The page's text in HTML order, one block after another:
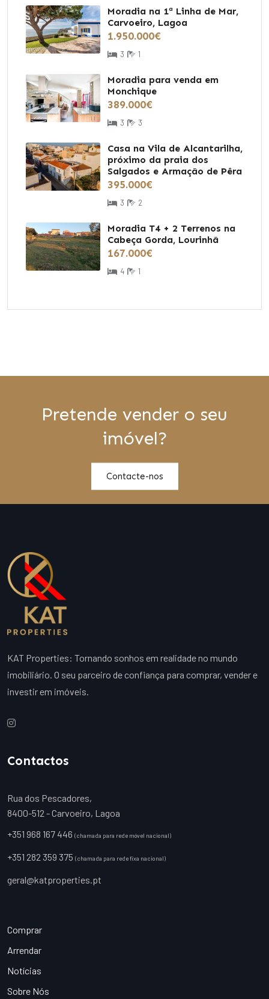
Moradia na 1ª Linha de Mar,
Carvoeiro, Lagoa
1.950.000€
3 1
Moradia para venda em
Monchique
389.000€
3 3
Casa na Vila de Alcantarilha,
próximo da praia dos
Salgados e Armação de Pêra
395.000€
3 2
Moradia T4 + 2 Terrenos na
Cabeça Gorda, Lourinhã
167.000€
4 1
Pretende vender o seu
imóvel?
Contacte-nos
KAT Properties: Tornando sonhos em realidade no mundo
imobiliário. O seu parceiro de confiança para comprar, vender e
investir em imóveis.
Contactos
Rua dos Pescadores,
8400-512 - Carvoeiro, Lagoa
+351 968 167 446 (chamada para rede móvel nacional)
+351 282 359 375 (chamada para rede fixa nacional)
geral@katproperties.pt
Comprar
Arrendar
Notícias
Sobre Nós